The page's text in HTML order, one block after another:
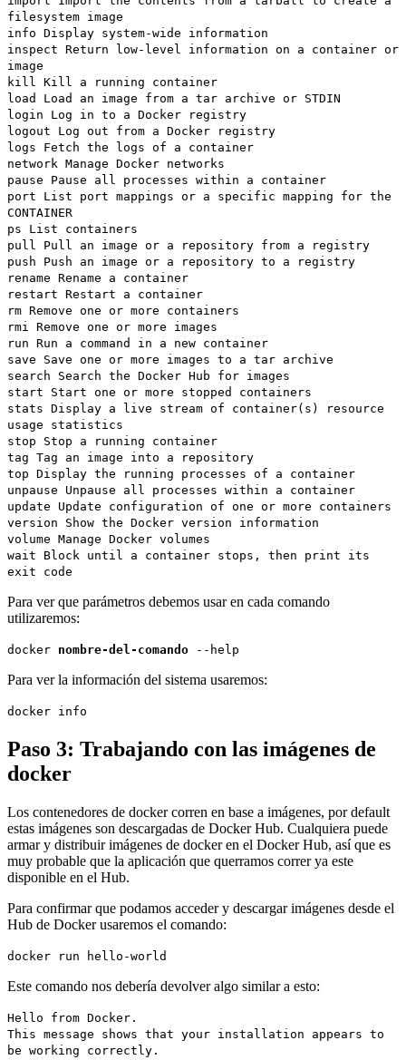
filesystem image
info Display system-wide information
inspect Return low-level information on a container or
image
kill Kill a running container
load Load an image from a tar archive or STDIN
login Log in to a Docker registry
logout Log out from a Docker registry
logs Fetch the logs of a container
network Manage Docker networks
pause Pause all processes within a container
port List port mappings or a specific mapping for the
CONTAINER
ps List containers
pull Pull an image or a repository from a registry
push Push an image or a repository to a registry
rename Rename a container
restart Restart a container
rm Remove one or more containers
rmi Remove one or more images
run Run a command in a new container
save Save one or more images to a tar archive
search Search the Docker Hub for images
start Start one or more stopped containers
stats Display a live stream of container(s) resource
usage statistics
stop Stop a running container
tag Tag an image into a repository
top Display the running processes of a container
unpause Unpause all processes within a container
update Update configuration of one or more containers
version Show the Docker version information
volume Manage Docker volumes
wait Block until a container stops, then print its
exit code
Para ver que parámetros debemos usar en cada comando
utilizaremos:
docker nombre-del-comando --help
Para ver la información del sistema usaremos:
docker info
Paso 3: Trabajando con las imágenes de
docker
Los contenedores de docker corren en base a imágenes, por default
estas imágenes son descargadas de Docker Hub. Cualquiera puede
armar y distribuir imágenes de docker en el Docker Hub, así que es
muy probable que la aplicación que querramos correr ya este
disponible en el Hub.
Para confirmar que podamos acceder y descargar imágenes desde el
Hub de Docker usaremos el comando:
docker run hello-world
Este comando nos debería devolver algo similar a esto:
Hello from Docker.
This message shows that your installation appears to
be working correctly.